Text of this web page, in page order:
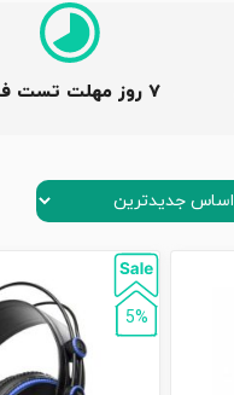
٧ روز مهلت تست فنی
5%